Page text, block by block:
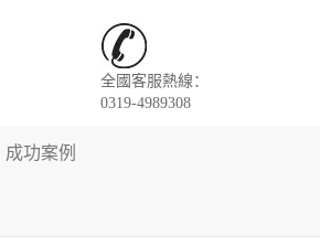
全國客服熱線：
0319-4989308
成功案例